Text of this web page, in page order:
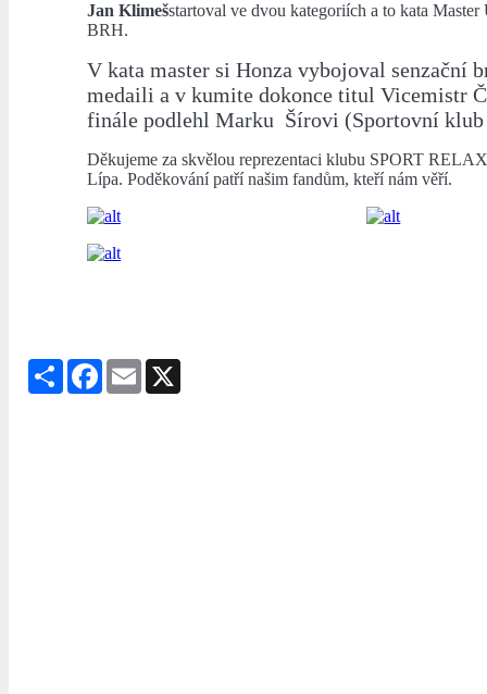
Jan Klimešstartoval ve dvou kategoriích a to kata
BRH.
V kata master si Honza vybojoval senzační
medaili a v kumite dokonce titul Vicemistr
finále podlehl Marku Šírovi (Sportovní
Děkujeme za skvělou reprezentaci klubu SPORT
Lípa. Poděkování patří našim fandům, kteří nám věří.
Share Facebook
Email